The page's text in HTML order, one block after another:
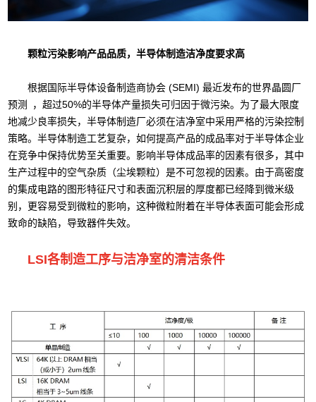
颗粒污染影响产品品质，半导体制造洁净度要求高
根据国际半导体设备制造商协会 (SEMI) 最近发布的世界晶圆厂
预测 ，超过50%的半导体产量损失可归因于微污染。为了最大限度
地减少良率损失，半导体制造厂必须在洁净室中采用严格的污染控制
策略。半导体制造工艺复杂，如何提高产品的成品率对于半导体企业
在竞争中保持优势至关重要。影响半导体成品率的因素有很多，其中
生产过程中的空气杂质（尘埃颗粒）是不可忽视的因素。由于高密度
的集成电路的图形特征尺寸和表面沉积层的厚度都已经降到微米级
别，更容易受到微粒的影响，这种微粒附着在半导体表面可能会形成
致命的缺陷，导致器件失效。
LSI各制造工序与洁净室的清洁条件